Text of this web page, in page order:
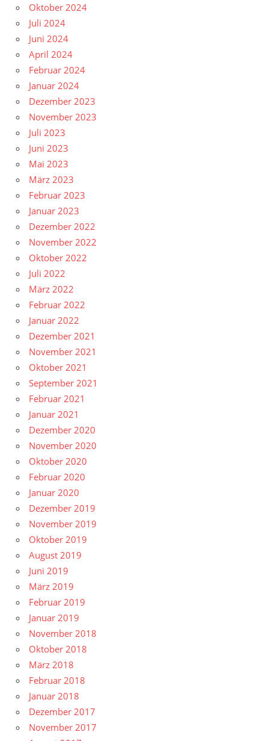
Oktober 2024
Juli 2024
Juni 2024
April 2024
Februar 2024
Januar 2024
Dezember 2023
November 2023
Juli 2023
Juni 2023
Mai 2023
März 2023
Februar 2023
Januar 2023
Dezember 2022
November 2022
Oktober 2022
Juli 2022
März 2022
Februar 2022
Januar 2022
Dezember 2021
November 2021
Oktober 2021
September 2021
Februar 2021
Januar 2021
Dezember 2020
November 2020
Oktober 2020
Februar 2020
Januar 2020
Dezember 2019
November 2019
Oktober 2019
August 2019
Juni 2019
März 2019
Februar 2019
Januar 2019
November 2018
Oktober 2018
März 2018
Februar 2018
Januar 2018
Dezember 2017
November 2017